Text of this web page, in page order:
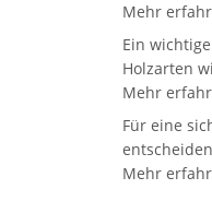
Mehr
Ein
Holzarten
Mehr
Für eine
Mehr